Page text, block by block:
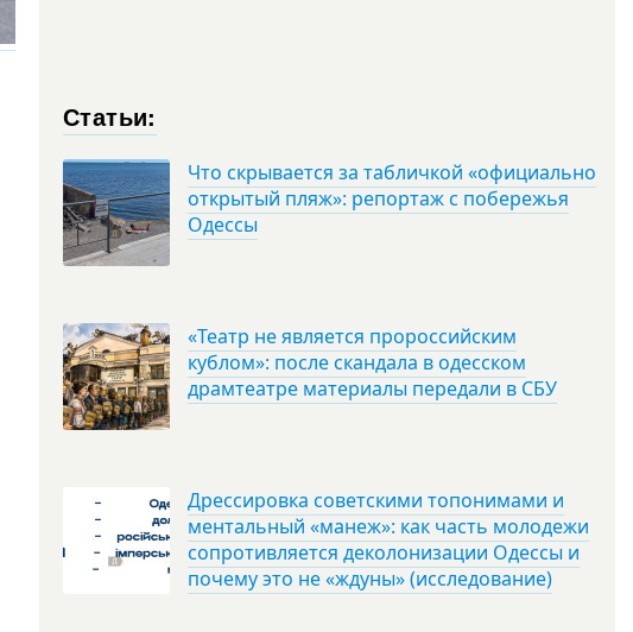
Статьи:
Что скрывается за табличкой «официально
открытый пляж»: репортаж с побережья
Одессы
«Театр не является пророссийским
кублом»: после скандала в одесском
драмтеатре материалы передали в СБУ
Дрессировка советскими топонимами и
ментальный «манеж»: как часть молодежи
сопротивляется деколонизации Одессы и
почему это не «ждуны» (исследование)